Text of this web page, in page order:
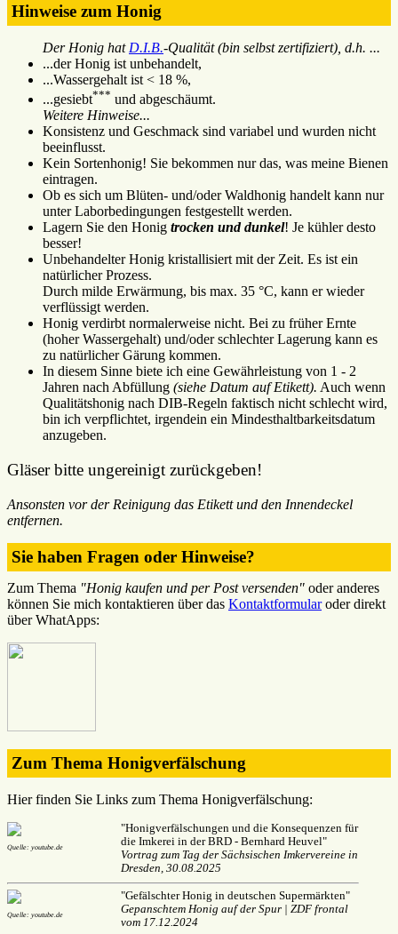
Hinweise zum Honig
Der Honig hat D.I.B.-Qualität (bin selbst zertifiziert), d.h. ...
...der Honig ist unbehandelt,
...Wassergehalt ist < 18 %,
...gesiebt*** und abgeschäumt.
Weitere Hinweise...
Konsistenz und Geschmack sind variabel und wurden nicht
beeinflusst.
Kein Sortenhonig! Sie bekommen nur das, was meine Bienen
eintragen.
Ob es sich um Blüten- und/oder Waldhonig handelt kann nur
unter Laborbedingungen festgestellt werden.
Lagern Sie den Honig trocken und dunkel! Je kühler desto
besser!
Unbehandelter Honig kristallisiert mit der Zeit. Es ist ein
natürlicher Prozess.
Durch milde Erwärmung, bis max. 35 °C, kann er wieder
verflüssigt werden.
Honig verdirbt normalerweise nicht. Bei zu früher Ernte
(hoher Wassergehalt) und/oder schlechter Lagerung kann es
zu natürlicher Gärung kommen.
In diesem Sinne biete ich eine Gewährleistung von 1 - 2
Jahren nach Abfüllung (siehe Datum auf Etikett). Auch wenn
Qualitätshonig nach DIB-Regeln faktisch nicht schlecht wird,
bin ich verpflichtet, irgendein ein Mindesthaltbarkeitsdatum
anzugeben.
Gläser bitte ungereinigt zurückgeben!
Ansonsten vor der Reinigung das Etikett und den Innendeckel
entfernen.
Sie haben Fragen oder Hinweise?
Zum Thema "Honig kaufen und per Post versenden" oder anderes
können Sie mich kontaktieren über das Kontaktformularoder direkt
über WhatApps:
Zum Thema Honigverfälschung
Hier finden Sie Links zum Thema Honigverfälschung:
Quelle: youtube.de
"Honigverfälschungen und die Konsequenzen für
die Imkerei in der BRD - Bernhard Heuvel"
Vortrag zum Tag der Sächsischen Imkervereine in
Dresden, 30.08.2025
Quelle: youtube.de
"Gefälschter Honig in deutschen Supermärkten"
Gepanschtem Honig auf der Spur | ZDF frontal
vom 17.12.2024